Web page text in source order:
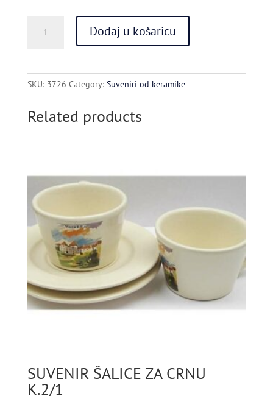
TANJUR
Dodaj u košaricu
SKU: 3726 Category: Suveniri od keramike
Related products
SUVENIR ŠALICE ZA CRNU
K.2/1